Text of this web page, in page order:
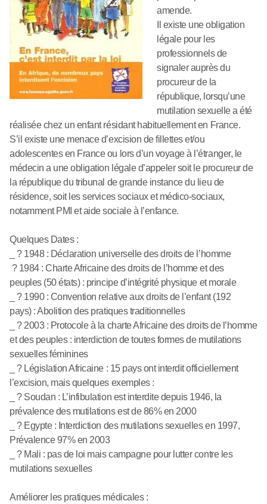
amende.
Il existe une obligation
légale pour les
professionnels de
signaler auprès du
procureur de la
république, lorsqu’une
mutilation sexuelle a été
réalisée chez un enfant résidant habituellement en France.
S’il existe une menace d’excision de fillettes et/ou
adolescentes en France ou lors d’un voyage à l’étranger, le
médecin a une obligation légale d’appeler soit le procureur de
la république du tribunal de grande instance du lieu de
résidence, soit les services sociaux et médico-sociaux,
notamment PMI et aide sociale à l’enfance.
Quelques Dates :
_ ? 1948 : Déclaration universelle des droits de l’homme
? 1984 : Charte Africaine des droits de l’homme et des
peuples (50 états) : principe d’intégrité physique et morale
_ ? 1990 : Convention relative aux droits de l’enfant (192
pays) : Abolition des pratiques traditionnelles
_ ? 2003 : Protocole à la charte Africaine des droits de l’homme
et des peuples : interdiction de toutes formes de mutilations
sexuelles féminines
_ ? Législation Africaine : 15 pays ont interdit officiellement
l’excision, mais quelques exemples :
_ ? Soudan : L’infibulation est interdite depuis 1946, la
prévalence des mutilations est de 86% en 2000
_ ? Egypte : Interdiction des mutilations sexuelles en 1997,
Prévalence 97% en 2003
_ ? Mali : pas de loi mais campagne pour lutter contre les
mutilations sexuelles
Améliorer les pratiques médicales :